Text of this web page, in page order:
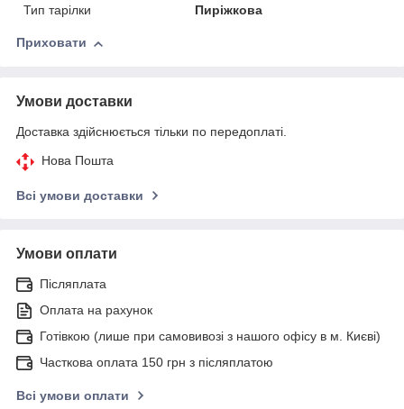
Тип тарілки
Пиріжкова
Приховати
Умови доставки
Доставка здійснюється тільки по передоплаті.
Нова Пошта
Всі умови доставки
Умови оплати
Післяплата
Оплата на рахунок
Готівкою (лише при самовивозі з нашого офісу в м. Києві)
Часткова оплата 150 грн з післяплатою
Всі умови оплати